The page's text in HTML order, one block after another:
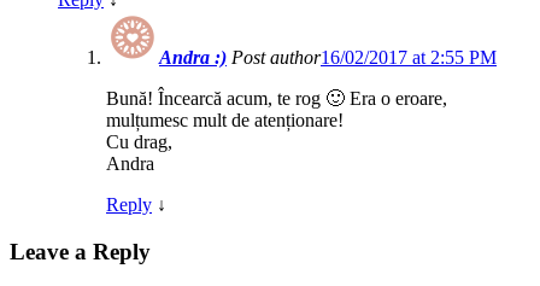
Andra :) Post author16/02/2017 at 2:55 PM
Bună! Încearcă acum, te rog 🙂 Era o eroare,
mulțumesc mult de atenționare!
Cu drag,
Andra
Reply ↓
Leave a Reply